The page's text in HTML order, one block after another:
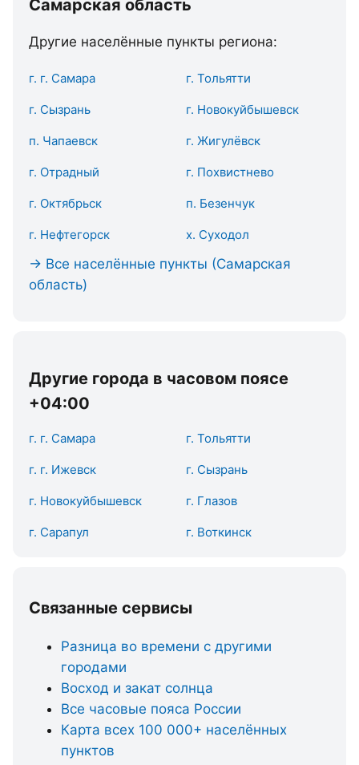
Самарская область
Другие населённые пункты региона:
г. г. Самара г. Тольятти
г. Сызрань г. Новокуйбышевск
п. Чапаевск г. Жигулёвск
г. Отрадный г. Похвистнево
г. Октябрьск п. Безенчук
г. Нефтегорск х. Суходол
→ Все населённые пункты (Самарская
область)
Другие города в часовом поясе
+04:00
г. г. Самара г. Тольятти
г. г. Ижевск г. Сызрань
г. Новокуйбышевск г. Глазов
г. Сарапул г. Воткинск
Связанные сервисы
Разница во времени с другими
городами
Восход и закат солнца
Все часовые пояса России
Карта всех 100 000+ населённых
пунктов